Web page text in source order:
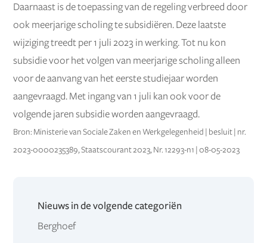
Daarnaast is de toepassing van de regeling verbreed door
ook meerjarige scholing te subsidiëren. Deze laatste
wijziging treedt per 1 juli 2023 in werking. Tot nu kon
subsidie voor het volgen van meerjarige scholing alleen
voor de aanvang van het eerste studiejaar worden
aangevraagd. Met ingang van 1 juli kan ook voor de
volgende jaren subsidie worden aangevraagd.
Bron: Ministerie van Sociale Zaken en Werkgelegenheid | besluit | nr.
2023-0000235389, Staatscourant 2023, Nr. 12293-n1 | 08-05-2023
Nieuws in de volgende categoriën
Berghoef